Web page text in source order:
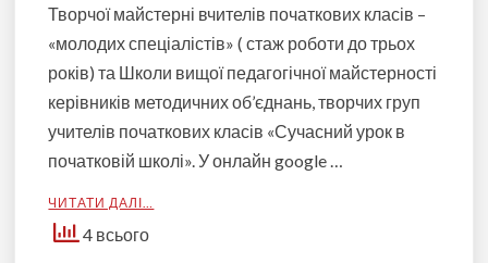
Творчої майстерні вчителів початкових класів –
«молодих спеціалістів» ( стаж роботи до трьох
років) та Школи вищої педагогічної майстерності
керівників методичних об’єднань, творчих груп
учителів початкових класів «Сучасний урок в
початковій школі». У онлайн google …
ЧИТАТИ ДАЛІ…
4 всього